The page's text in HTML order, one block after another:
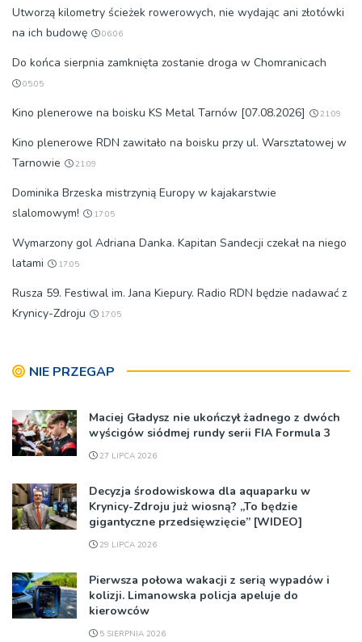
Utworzą kilometry ścieżek rowerowych, nie wydając ani złotówki
na ich budowę
06:06
Do końca sierpnia zamknięta zostanie droga w Chomranicach
05:05
Kino plenerowe na boisku KS Metal Tarnów [07.08.2026] 21:09
Kino plenerowe RDN zawitało na boisku przy ul. Warsztatowej w
Tarnowie
21:09
Dominika Brzeska mistrzynią Europy w kajakarstwie
slalomowym!
17:05
Wymarzony gol Adriana Danka. Kapitan Sandecji czekał na niego
latami
17:05
Rusza 59. Festiwal im. Jana Kiepury. Radio RDN będzie nadawać z
Krynicy-Zdroju
17:05
NIE PRZEGAP
Maciej Gładysz nie ukończył żadnego z dwóch
wyścigów siódmej rundy serii FIA Formula 3
27 LIPCA 2026
Decyzja środowiskowa dla aquaparku w
Krynicy-Zdroju już wiosną? „To będzie
gigantyczne przedsięwzięcie” [WIDEO]
29 LIPCA 2026
Pierwsza połowa wakacji z serią wypadów i
kolizji. Limanowska policja apeluje do
kierowców
5 SIERPNIA 2026